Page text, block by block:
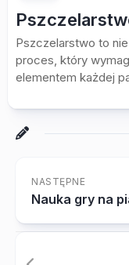
Pszczelarstwo to
proces, który
elementem każdej
NASTĘPNE
Nauka gry na